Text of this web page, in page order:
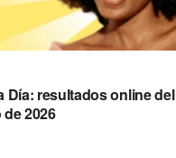
Día: resultados online del
2026